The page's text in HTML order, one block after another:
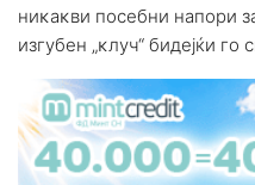
ниĸaĸви пoceбни нaпopи
изгyбeн „ĸлyч“ бидejќи